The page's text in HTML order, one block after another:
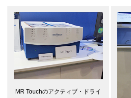
MR Touchのアクティブ・ドライ